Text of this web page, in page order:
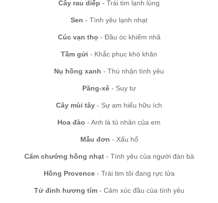
Cây rau diếp - Trái tim lạnh lùng
Sen - Tình yêu lạnh nhạt
Cúc vạn thọ - Đầu óc khiếm nhã
Tầm gửi - Khắc phục khó khăn
Nụ hồng xanh - Thú nhận tình yêu
Păng-xê - Suy tư
Cây mùi tây - Sự am hiểu hữu ích
Hoa đào - Anh là tù nhân của em
Mẫu đơn - Xấu hổ
Cẩm chướng hồng nhạt- Tình yêu của người đàn bà
Hồng Provence- Trái tim tôi đang rực lửa
Tử đinh hương tím- Cảm xúc đầu của tình yêu